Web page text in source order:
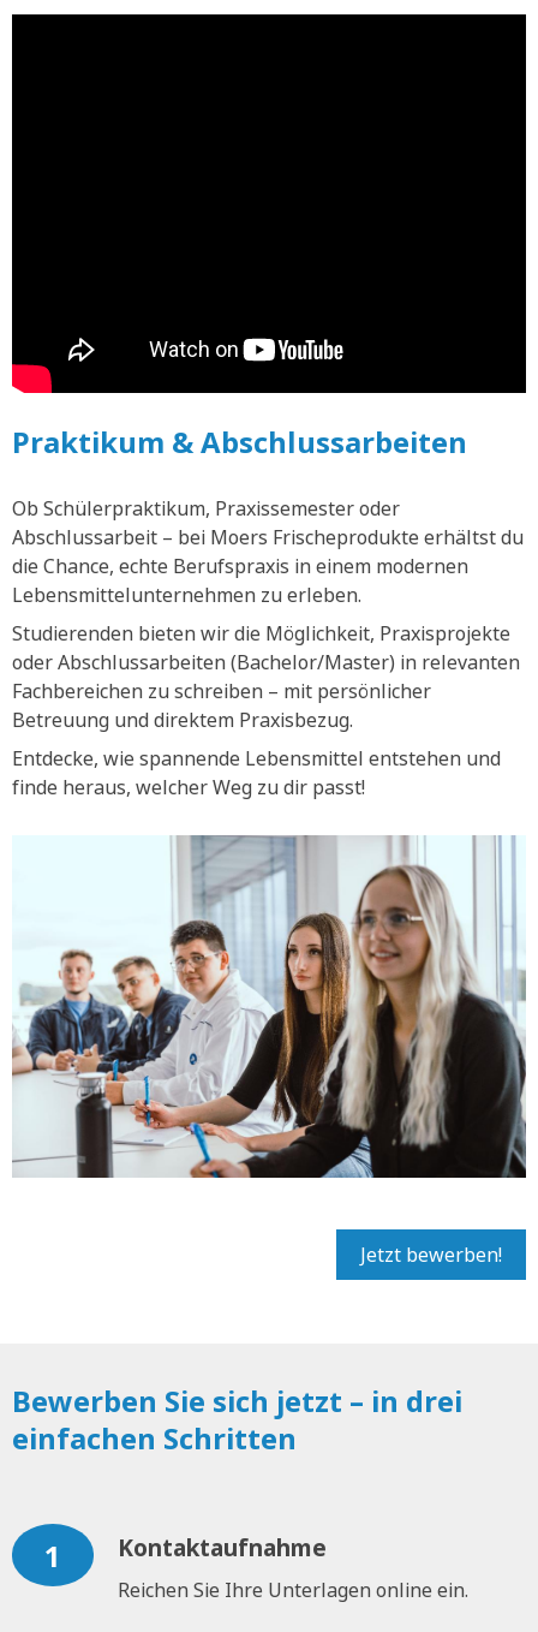
Praktikum & Abschlussarbeiten
Ob Schülerpraktikum, Praxissemester oder
Abschlussarbeit – bei Moers Frischeprodukte erhältst du
die Chance, echte Berufspraxis in einem modernen
Lebensmittelunternehmen zu erleben.
Studierenden bieten wir die Möglichkeit, Praxisprojekte
oder Abschlussarbeiten (Bachelor/Master) in relevanten
Fachbereichen zu schreiben – mit persönlicher
Betreuung und direktem Praxisbezug.
Entdecke, wie spannende Lebensmittel entstehen und
finde heraus, welcher Weg zu dir passt!
Jetzt bewerben!
Bewerben Sie sich jetzt – in drei
einfachen Schritten
1 Kontaktaufnahme
Reichen Sie Ihre Unterlagen online ein.